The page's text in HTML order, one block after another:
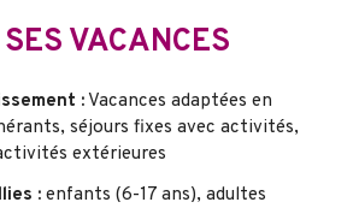
VACANCES
:Vacances adaptées en
séjours fixes avec activités,
extérieures
: enfants (6-17 ans), adultes